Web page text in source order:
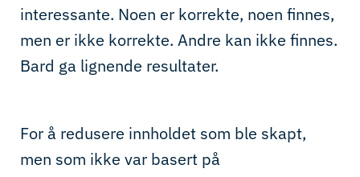
interessante. Noen er korrekte, noen finnes,
men er ikke korrekte. Andre kan ikke finnes.
Bard ga lignende resultater.
For å redusere innholdet som ble skapt,
men som ikke var basert på